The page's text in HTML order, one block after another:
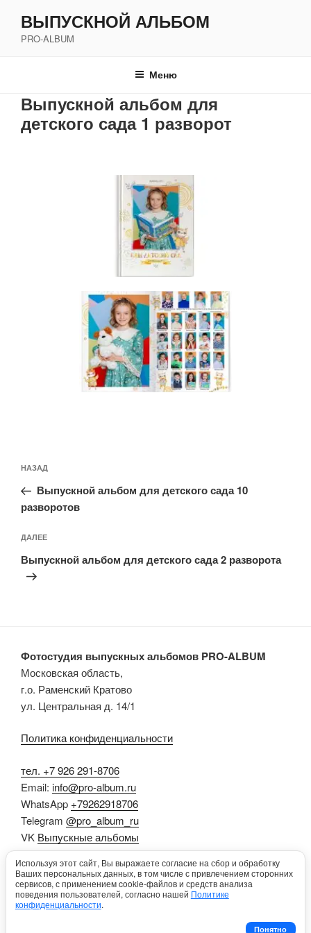
содержимому
ВЫПУСКНОЙ АЛЬБОМ
PRO-ALBUM
Меню
Выпускной альбом для
детского сада 1 разворот
по
записям
Предыдущая
запись:
НАЗАД
Выпускной альбом для детского сада 10
разворотов
Следующая
запись
ДАЛЕЕ
Выпускной альбом для детского сада 2 разворота
Фотостудия выпускных альбомов PRO-ALBUM
Московская область,
г.о. Раменский Кратово
ул. Центральная д. 14/1
Политика конфиденциальности
тел. +7 926 291-8706
Email: info@pro-album.ru
WhatsApp +79262918706
Telegram @pro_album_ru
VK Выпускные альбомы
DzenВыпускные альбомы
RUTUBEВыпускные альбомы
Цитаты на выпускной альбом
Используя этот сайт, Вы выражаете согласие на сбор и обработку
Ваших персональных данных, в том числе с привлечением сторонних
сервисов, с применением cookie-файлов и средств анализа
поведения пользователей, согласно нашей Политике
конфиденциальности.
Понятно